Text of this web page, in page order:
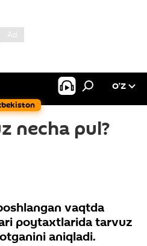
O’Z
necha pul?
vaqtda
poytaxtlarida tarvuz
aniqladi.